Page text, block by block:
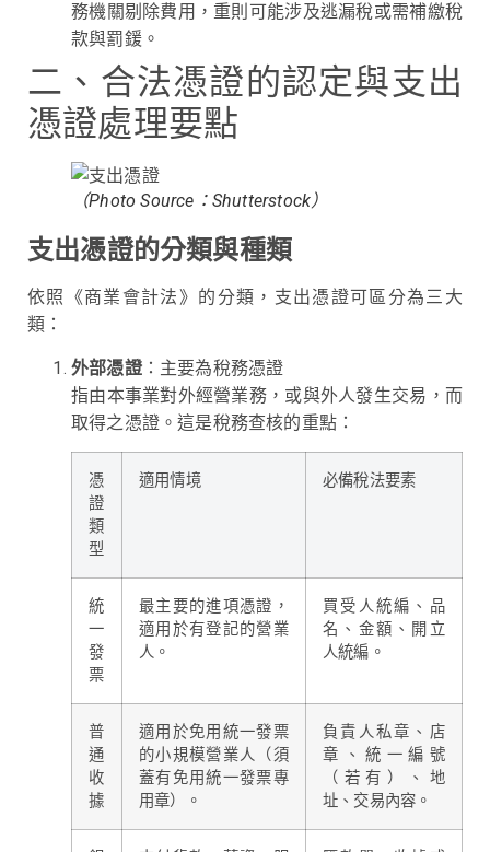
務機關剔除費用，重則可能涉及逃漏稅或需補繳稅
款與罰鍰。
二、合法憑證的認定與支出
憑證處理要點
（Photo Source：Shutterstock）
支出憑證的分類與種類
依照《商業會計法》的分類，支出憑證可區分為三大
類：
外部憑證：主要為稅務憑證
指由本事業對外經營業務，或與外人發生交易，而
取得之憑證。這是稅務查核的重點：
憑
證
類
型
適用情境 必備稅法要素
統
一
發
票
最主要的進項憑證，
適用於有登記的營業
人。
買受人統編、品
名、金額、開立
人統編。
普
通
收
據
適用於免用統一發票
的小規模營業人（須
蓋有免用統一發票專
用章）。
負責人私章、店
章、統一編號
（若有）、地
址、交易內容。